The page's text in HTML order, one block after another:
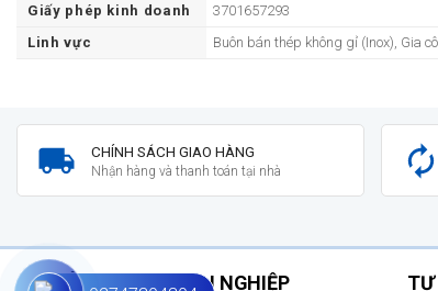
Giấy phép kinh doanh
3701657293
Linh vực
Buôn bán thép không gỉ (Inox), Gia
CHÍNH SÁCH GIAO HÀNG
Nhận hàng và thanh toán tại nhà
THÔNG TIN DOANH NGHIỆP